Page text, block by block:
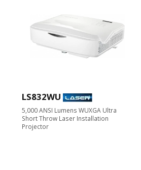
LS832WU
5,000 ANSI Lumens WUXGA Ultra
Short Throw Laser Installation
Projector​